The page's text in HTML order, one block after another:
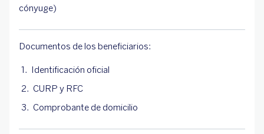
cónyuge)
Documentos de los beneficiarios:
Identificación oficial
CURP y RFC
Comprobante de domicilio